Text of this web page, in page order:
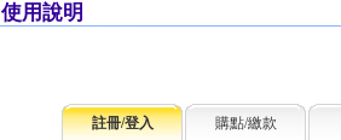
使用說明
註冊/登入 購點/繳款